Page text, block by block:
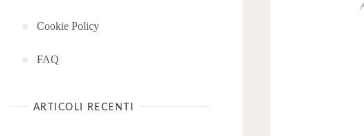
Cookie Policy
FAQ
ARTICOLI RECENTI